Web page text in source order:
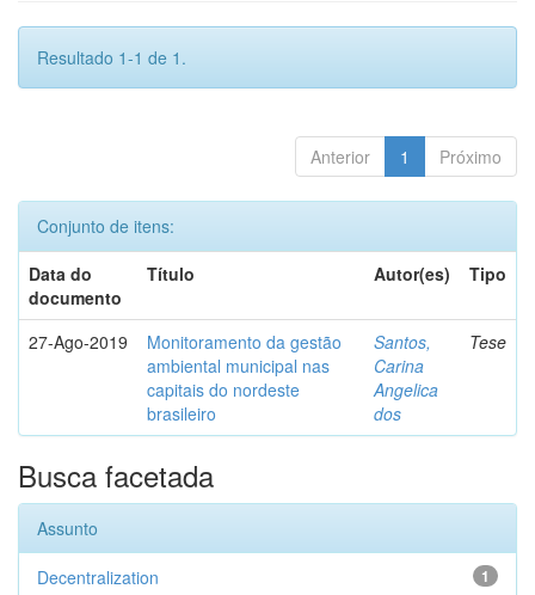
Resultado 1-1 de 1.
Anterior 1 Próximo
Conjunto de itens:
Data do
documento
Título Autor(es) Tipo
27-Ago-2019
Monitoramento da gestão
ambiental municipal nas
capitais do nordeste
brasileiro
Santos,
Carina
Angelica
dos
Tese
Busca facetada
Assunto
1
Decentralization